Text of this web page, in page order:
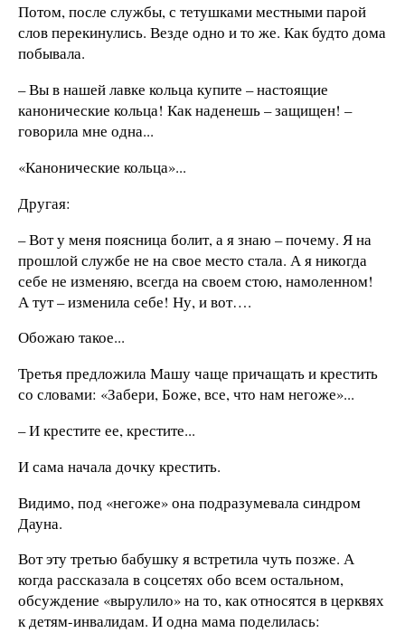
Потом, после службы, с тетушками местными парой
слов перекинулись. Везде одно и то же. Как будто дома
побывала.
– Вы в нашей лавке кольца купите – настоящие
канонические кольца! Как наденешь – защищен! –
говорила мне одна...
«Канонические кольца»...
Другая:
– Вот у меня поясница болит, а я знаю – почему. Я на
прошлой службе не на свое место стала. А я никогда
себе не изменяю, всегда на своем стою, намоленном!
А тут – изменила себе! Ну, и вот….
Обожаю такое...
Третья предложила Машу чаще причащать и крестить
со словами: «Забери, Боже, все, что нам негоже»...
– И крестите ее, крестите...
И сама начала дочку крестить.
Видимо, под «негоже» она подразумевала синдром
Дауна.
Вот эту третью бабушку я встретила чуть позже. А
когда рассказала в соцсетях обо всем остальном,
обсуждение «вырулило» на то, как относятся в церквях
к детям-инвалидам. И одна мама поделилась: